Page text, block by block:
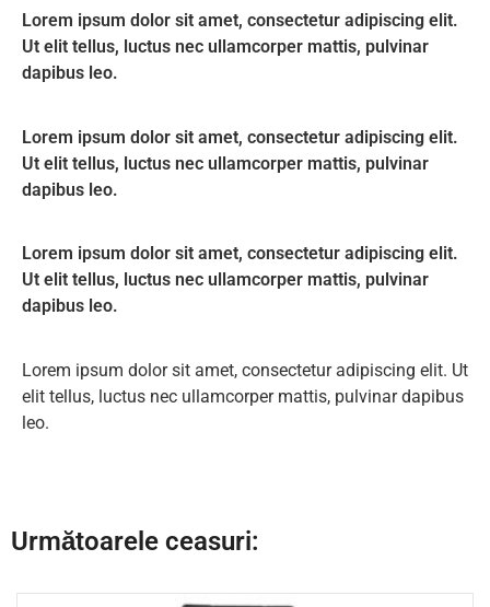
Lorem ipsum dolor sit amet, consectetur adipiscing elit.
Ut elit tellus, luctus nec ullamcorper mattis, pulvinar
dapibus leo.
Lorem ipsum dolor sit amet, consectetur adipiscing elit.
Ut elit tellus, luctus nec ullamcorper mattis, pulvinar
dapibus leo.
Lorem ipsum dolor sit amet, consectetur adipiscing elit.
Ut elit tellus, luctus nec ullamcorper mattis, pulvinar
dapibus leo.
Lorem ipsum dolor sit amet, consectetur adipiscing elit. Ut
elit tellus, luctus nec ullamcorper mattis, pulvinar dapibus
leo.
Următoarele ceasuri: